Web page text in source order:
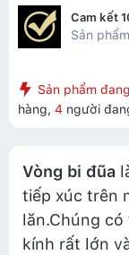
Cam kết
Sản
Sản phẩm
hàng, 4 người
Vòng bi đũa
tiếp xúc trên
lăn.Chúng
kính rất lớn